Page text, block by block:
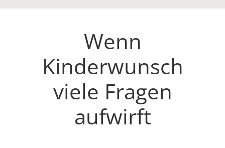
Wenn
Kinderwunsch
viele Fragen
aufwirft